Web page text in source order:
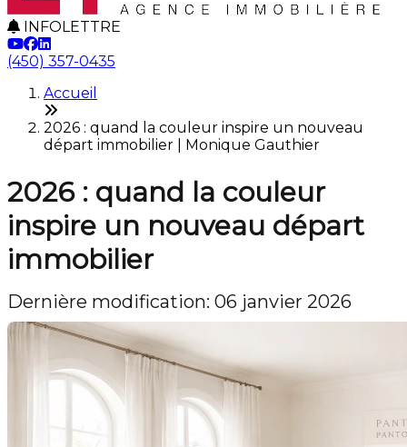
INFOLETTRE
(450) 357-0435
Accueil
2026 : quand la couleur inspire un nouveau
départ immobilier | Monique Gauthier
2026 : quand la couleur
inspire un nouveau départ
immobilier
Dernière modification: 06 janvier 2026